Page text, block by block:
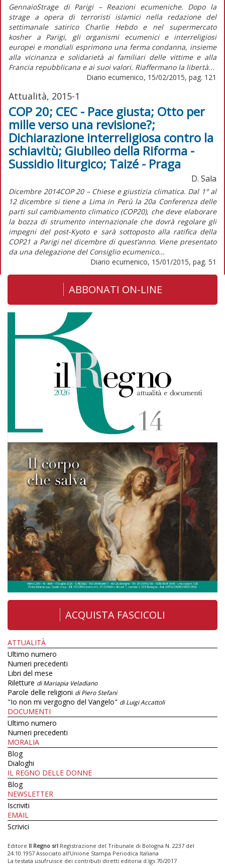
GennaioStrage di Parigi – Reazioni ecumeniche. Dopo la
strage a opera di terroristi islamici nella redazione del
settimanale satirico Charlie Hebdo e nel supermercato
kosher a Parigi, gli organismi ecumenici e interreligiosi
europei e mondiali esprimono una ferma condanna, insieme
alla vicinanza e solidarietà ai familiari delle vittime e alla
Francia repubblicana e ai suoi valori. Riaffermano la libertà...
Diario ecumenico, 15/02/2015, pag. 121
Attualità, 2015-1
COP 20; CEC - Pace giusta; Otto per
mille verso una revisione?;
Dichiarazione interreligiosa contro la
schiavitù; Giubileo della Riforma -
Sussidio liturgico; Taizé - Praga
D. Sala
Dicembre 2014COP 20 – Chiese e giustizia climatica. Dal 1° al
12 dicembre si tiene a Lima in Perù la 20a Conferenza delle
parti sul cambiamento climatico (COP20), che deve elaborare
la bozza di strumento internazionale che dovrà regolare gli
impegni del post-Kyoto e sarà sottoposto alla ratifica della
COP21 a Parigi nel dicembre di quest’anno. Viene presentato
da una delegazione del Consiglio ecumenico...
Diario ecumenico, 15/01/2015, pag. 51
ABBONATI ON-LINE
ACQUISTA FASCICOLI
ATTUALITÀ
Ultimo numero
Numeri precedenti
Libri del mese
Riletture di Mariapia Veladiano
Parole delle religioni di Piero Stefani
"Io non mi vergogno del Vangelo" di Luigi Accattoli
DOCUMENTI
Ultimo numero
Numeri precedenti
MORALIA
Blog
Dialoghi
IL REGNO DELLE DONNE
Blog
NEWSLETTER
Iscriviti
EMAIL
Scrivici
Editore Il Regno srl Registrazione del Tribunale di Bologna N. 2237 del
24.10.1957 Associato all’Unione Stampa Periodica Italiana
La testata usufruisce dei contributi diretti editoria d.lgs 70/2017